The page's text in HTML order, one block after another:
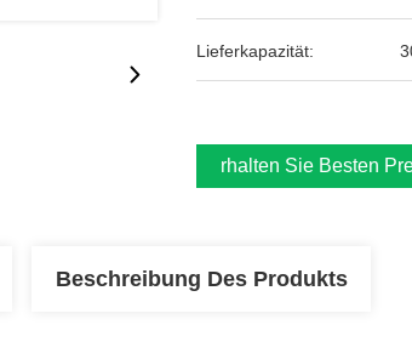
Lieferkapazität:
Erhalten Sie Besten
Beschreibung Des Produkts